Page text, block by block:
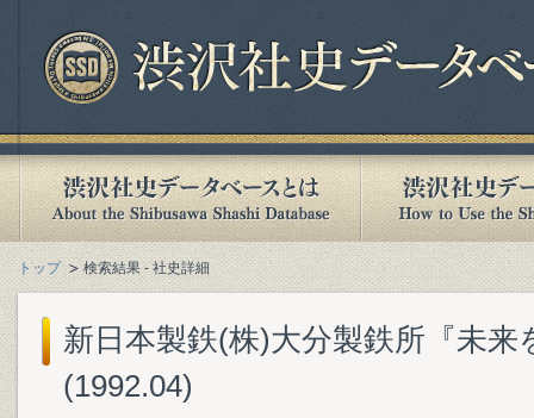
トップ 検索結果 - 社史詳細
新日本製鉄(株)大分製鉄所『未
(1992.04)